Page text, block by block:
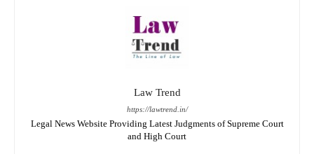
Law Trend
https://lawtrend.in/
Legal News Website Providing Latest Judgments of Supreme Court
and High Court